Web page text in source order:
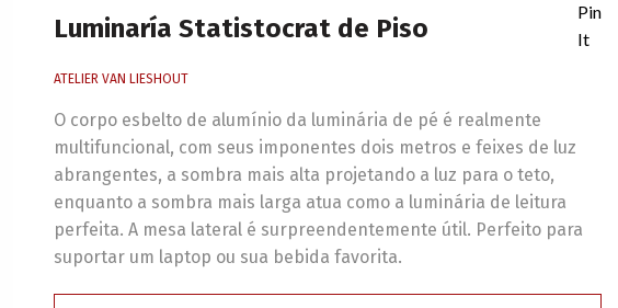
Luminaría Statistocrat de Piso
Pin
It
ATELIER VAN LIESHOUT
O corpo esbelto de alumínio da luminária de pé é realmente
multifuncional, com seus imponentes dois metros e feixes de luz
abrangentes, a sombra mais alta projetando a luz para o teto,
enquanto a sombra mais larga atua como a luminária de leitura
perfeita. A mesa lateral é surpreendentemente útil. Perfeito para
suportar um laptop ou sua bebida favorita.